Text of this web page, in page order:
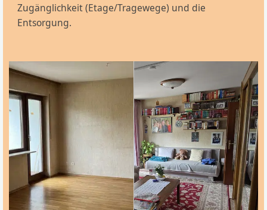
Zugänglichkeit (Etage/Tragewege) und die
Entsorgung.